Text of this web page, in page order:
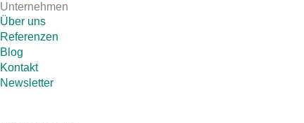
Unternehmen
Über uns
Referenzen
Blog
Kontakt
Newsletter